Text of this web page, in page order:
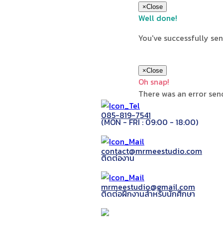
×Close
Well done!
You've successfully
×Close
Oh snap!
There was an error
085-819-7541
(MON - FRI : 09:00 - 18:00)
contact@mrmeestudio.com
ติดต่องาน
mrmeestudio@gmail.com
ติดต่อฝึกงานสำหรับนักศึกษา